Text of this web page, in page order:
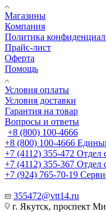
Магазины
Компания
Политика
Прайс-лист
Оферта
Помощь
Условия оплаты
Условия доставки
Гарантия на товар
Вопросы и ответы
+8 (800) 100-4666
+8 (800) 100-4666
+7 (4112) 355-472 Отдел
+7 (4112) 355-367 Отдел
+7 (924) 765-70-19
355472@vtt14.ru
г. Якутск, проспект